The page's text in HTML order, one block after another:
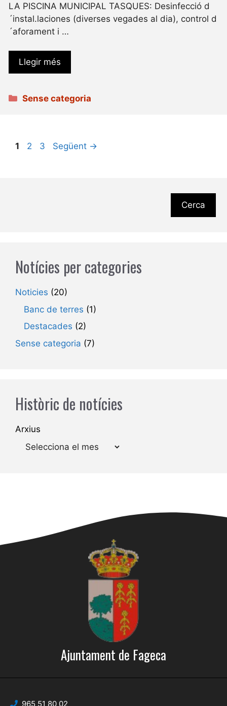
LA PISCINA MUNICIPAL TASQUES: Desinfecció d
´instal.laciones (diverses vegades al dia), control d
´aforament i …
Llegir més
Categories
Sense categoria
Pàgina
1 Pàgina
2 Pàgina
3 Següent →
Cerca
Notícies per categories
Noticies (20)
Banc de terres (1)
Destacades (2)
Sense categoria (7)
Històric de notícies
Arxius
Ajuntament de Fageca
965 51 80 02